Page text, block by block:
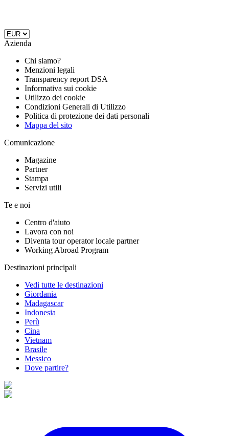
Azienda
Chi siamo?
Menzioni legali
Transparency report DSA
Informativa sui cookie
Utilizzo dei cookie
Condizioni Generali di Utilizzo
Politica di protezione dei dati personali
Mappa del sito
Comunicazione
Magazine
Partner
Stampa
Servizi utili
Te e noi
Centro d'aiuto
Lavora con noi
Diventa tour operator locale partner
Working Abroad Program
Destinazioni principali
Vedi tutte le destinazioni
Giordania
Madagascar
Indonesia
Perù
Cina
Vietnam
Brasile
Messico
Dove partire?